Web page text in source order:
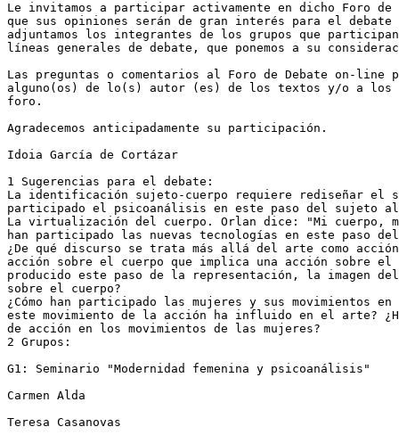
Le invitamos a participar activamente en dicho Foro
que sus opiniones serán de gran interés para el
adjuntamos los integrantes de los grupos que
líneas generales de debate, que ponemos a su
Las preguntas o comentarios al Foro de Debate on-line
alguno(os) de lo(s) autor (es) de los textos y/o a los
foro.
Agradecemos anticipadamente su participación.
Idoia García de Cortázar
1 Sugerencias para el debate:
La identificación sujeto-cuerpo requiere rediseñar el
participado el psicoanálisis en este paso del sujeto al
La virtualización del cuerpo. Orlan dice: "Mi cuerpo,
han participado las nuevas tecnologías en este paso
¿De qué discurso se trata más allá del arte como
acción sobre el cuerpo que implica una acción sobre el
producido este paso de la representación, la imagen
sobre el cuerpo?
¿Cómo han participado las mujeres y sus movimientos en
este movimiento de la acción ha influido en el arte?
de acción en los movimientos de las mujeres?
2 Grupos:
G1: Seminario "Modernidad femenina y psicoanálisis"
Carmen Alda
Teresa Casanovas